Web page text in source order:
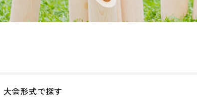
大会形式で探す